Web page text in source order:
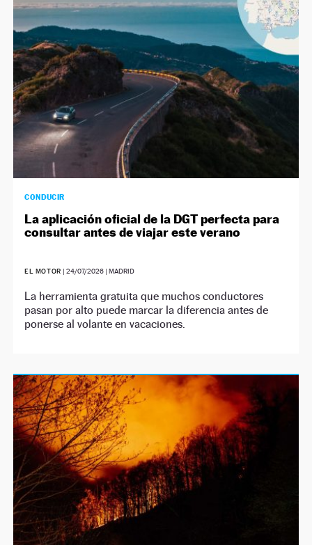
SÍGUENOS
CONDUCIR
La aplicación oficial de la DGT perfecta para
consultar antes de viajar este verano
EL MOTOR | 24/07/2026| MADRID
La herramienta gratuita que muchos conductores
pasan por alto puede marcar la diferencia antes de
ponerse al volante en vacaciones.